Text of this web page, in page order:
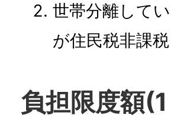
世帯分離して
が住民税非課税
負担限度額